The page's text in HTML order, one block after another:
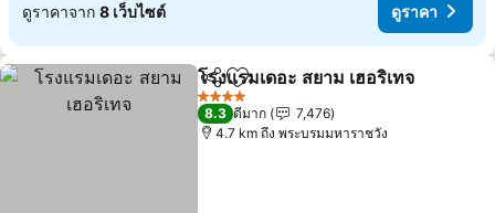
ดูราคาจาก 8 เว็บไซต์ ดูราคา
แชร์ เพิ่มในรายการโปรด
โรงแรมเดอะ สยาม เฮอริเทจ
4 ดาว
8.3 ดีมาก
7,476
4.7 km ถึง พระบรมมหาราชวัง